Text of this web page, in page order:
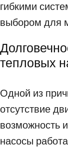
гибкими
выбором для
тепловых
Одной из
отсутствие
возможность
насосы